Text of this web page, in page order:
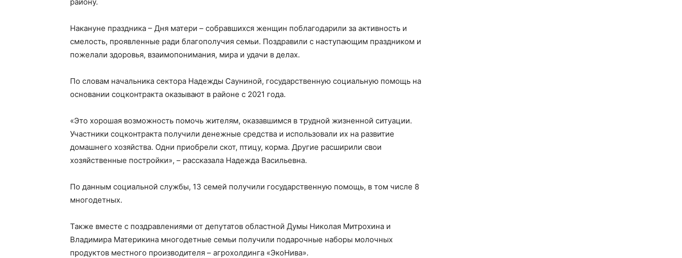
Накануне праздника – Дня матери – собравшихся женщин поблагодарили за активность и
смелость, проявленные ради благополучия семьи. Поздравили с наступающим праздником и
пожелали здоровья, взаимопонимания, мира и удачи в делах.
По словам начальника сектора Надежды Сауниной, государственную социальную помощь на
основании соцконтракта оказывают в районе с 2021 года.
«Это хорошая возможность помочь жителям, оказавшимся в трудной жизненной ситуации.
Участники соцконтракта получили денежные средства и использовали их на развитие
домашнего хозяйства. Одни приобрели скот, птицу, корма. Другие расширили свои
хозяйственные постройки», – рассказала Надежда Васильевна.
По данным социальной службы, 13 семей получили государственную помощь, в том числе 8
многодетных.
Также вместе с поздравлениями от депутатов областной Думы Николая Митрохина и
Владимира Материкина многодетные семьи получили подарочные наборы молочных
продуктов местного производителя – агрохолдинга «ЭкоНива».